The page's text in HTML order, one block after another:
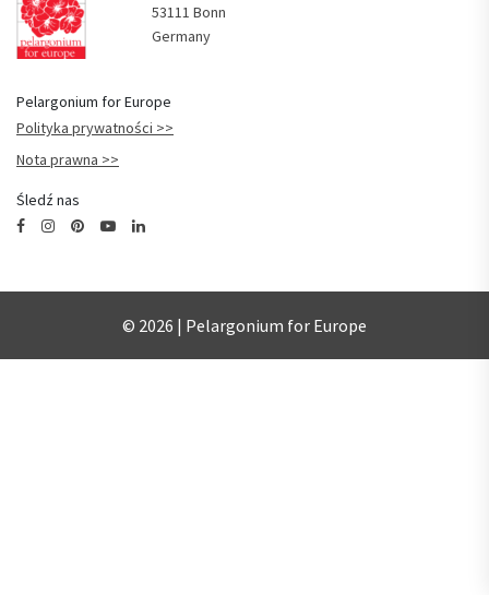
53111 Bonn
Germany
Pelargonium for Europe
Polityka prywatności
Nota prawna
Śledź nas
© 2026 | Pelargonium for Europe